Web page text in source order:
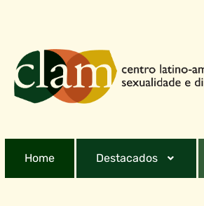
Home Destacados